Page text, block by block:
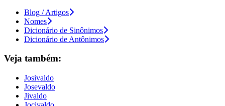
Blog / Artigos
Nomes
Dicionário de Sinônimos
Dicionário de Antônimos
Veja também:
Josivaldo
Josevaldo
Jivaldo